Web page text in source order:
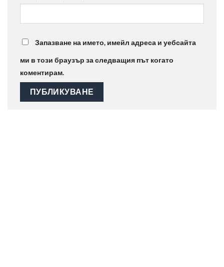
Запазване на името, имейл адреса и уебсайта
ми в този браузър за следващия път когато
коментирам.